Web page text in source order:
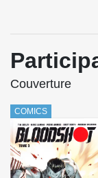
Couverture
COMICS